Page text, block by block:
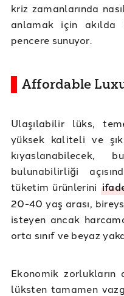
kriz zamanlarında
anlamak için
pencere sunuyor.
Affordable
Ulaşılabilir lüks,
yüksek kaliteli ve
bulunabilirliği
tüketim ürünlerini
20-40 yaş arası,
isteyen ancak
orta sınıf ve beyaz
Ekonomik zorlukların
lüksten tamamen